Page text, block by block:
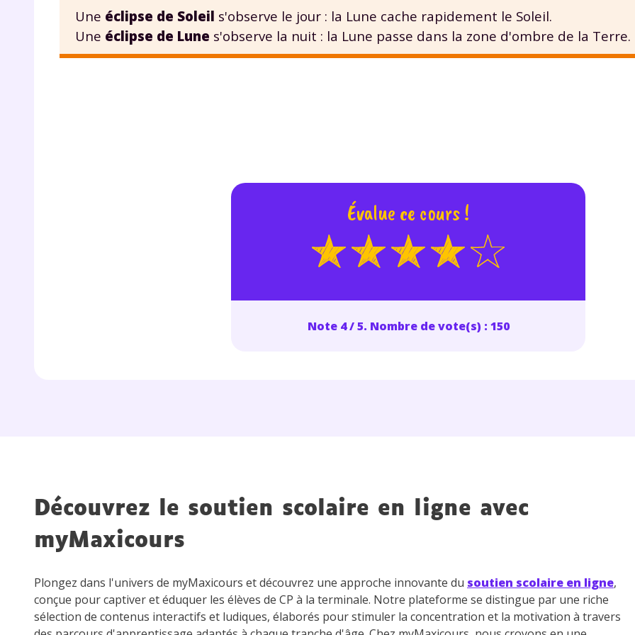
Une éclipse de Soleil s'observe le jour : la Lune cache rapidement le Soleil.
Une éclipse de Lune s'observe la nuit : la Lune passe dans la zone d'ombre de la Terre.
Évalue ce cours !
Note 4 / 5. Nombre de vote(s) : 150
Découvrez le soutien scolaire en ligne avec
myMaxicours
Plongez dans l'univers de myMaxicours et découvrez une approche innovante du soutien scolaire en ligne,
conçue pour captiver et éduquer les élèves de CP à la terminale. Notre plateforme se distingue par une riche
sélection de contenus interactifs et ludiques, élaborés pour stimuler la concentration et la motivation à travers
de vos données personnelles et pour exercer vos droits, vous pouvez
notre charte.